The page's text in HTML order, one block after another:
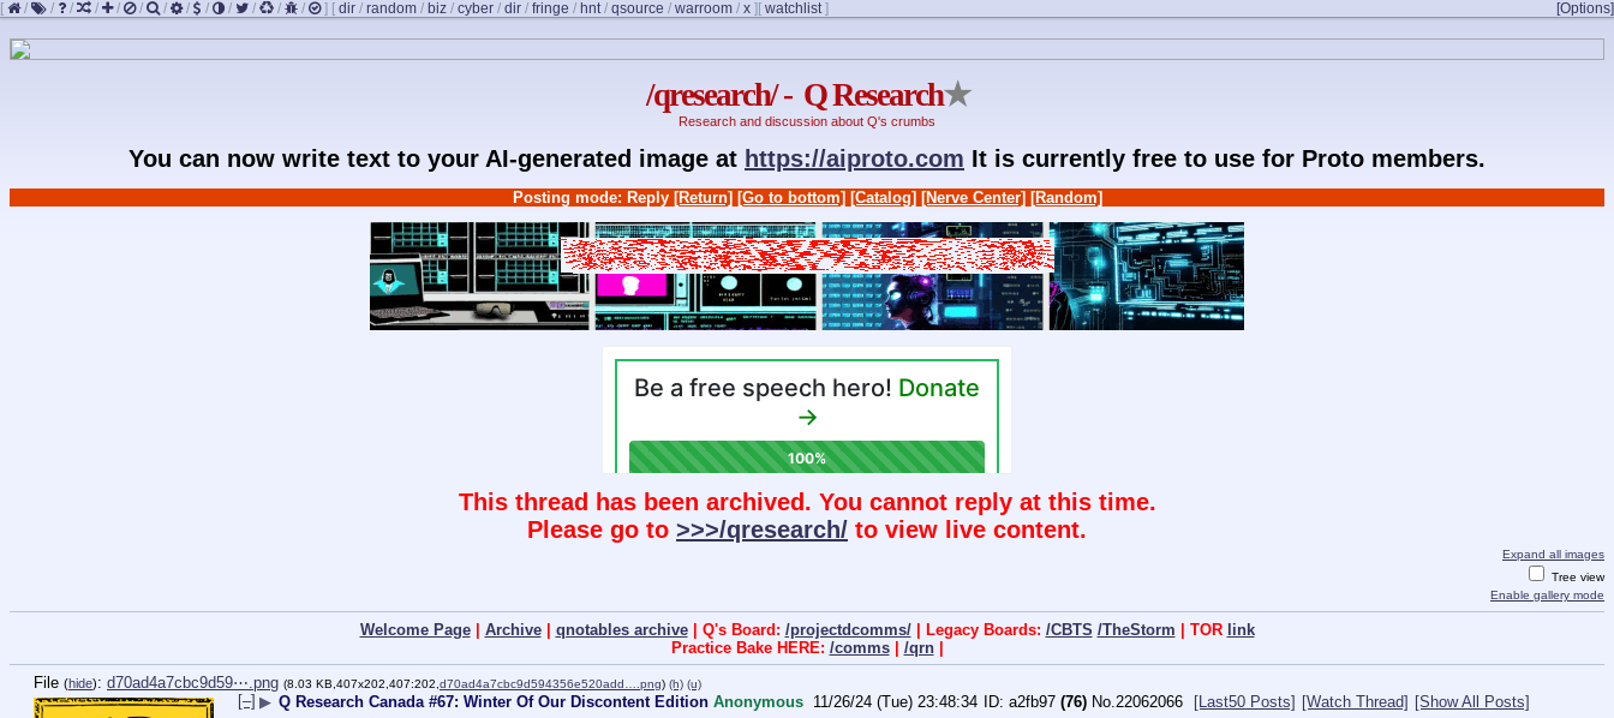
[ / / / / / / / / / / / / / ] [ dir / random / biz / cyber / dir / fringe / hnt/ qsource / warroom / x ] [Options]
[ watchlist]
/qresearch/ - Q Research★
Research and discussion about Q's crumbs
You can now write text to your AI-generated image at https://aiproto.com It is currently free to use for Proto members.
Posting mode: Reply [Return] [Go to bottom] [Catalog] [Nerve Center] [Random]
This thread has been archived. You cannot reply at this time.
Please go to >>>/qresearch/ to view live content.
Expand all images
Tree view
Enable gallery mode
Welcome Page| Archive| qnotables archive| Q's Board: /projectdcomms/| Legacy Boards: /CBTS /TheStorm | TOR link
Practice Bake HERE: /comms| /qrn|
File (hide): d70ad4a7cbc9d59⋯.png (8.03 KB,407x202,407:202, d70ad4a7cbc9d594356e520add….png) (h) (u)
[–] ▶ Q Research Canada #67: Winter Of Our Discontent Edition Anonymous 11/26/24 (Tue) 23:48:34 a2fb97 (76) No. 22062066 [Last50 Posts] [Watch Thread] [Show All Posts]